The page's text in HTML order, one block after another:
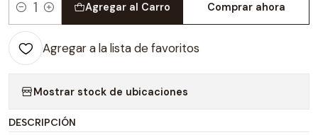
Cantidad
Agregar al Carro Comprar ahora
Agregar a la lista de favoritos
Mostrar stock de ubicaciones
DESCRIPCIÓN